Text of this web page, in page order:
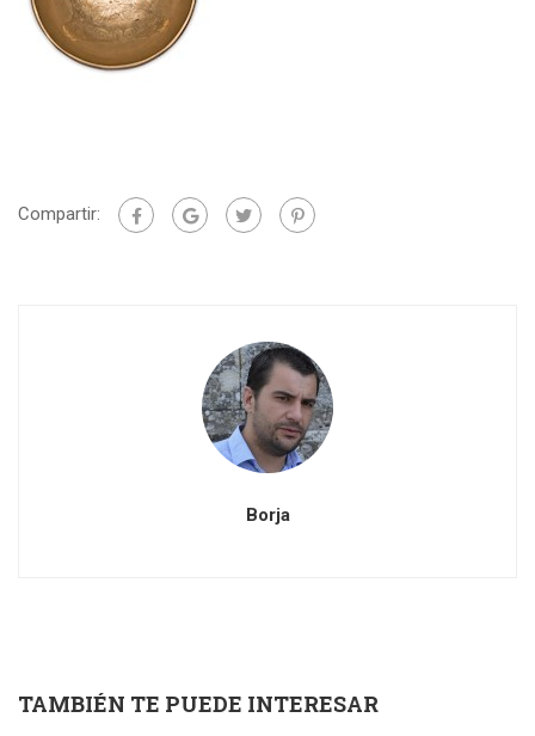
Compartir:
Borja
TAMBIÉN TE PUEDE INTERESAR